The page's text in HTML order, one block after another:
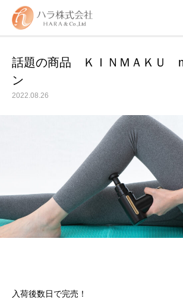
「ウアオ！」という感嘆の言葉に込めてネーミング
話題の商品 ＫＩＮＭＡＫＵ
ン
2022.08.26
入荷後数日で完売！